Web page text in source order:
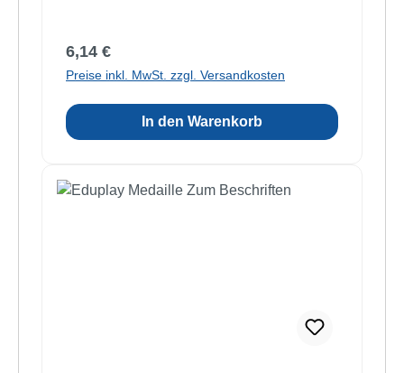
Regulärer Preis:
6,14 €
Preise inkl. MwSt. zzgl. Versandkosten
In den Warenkorb